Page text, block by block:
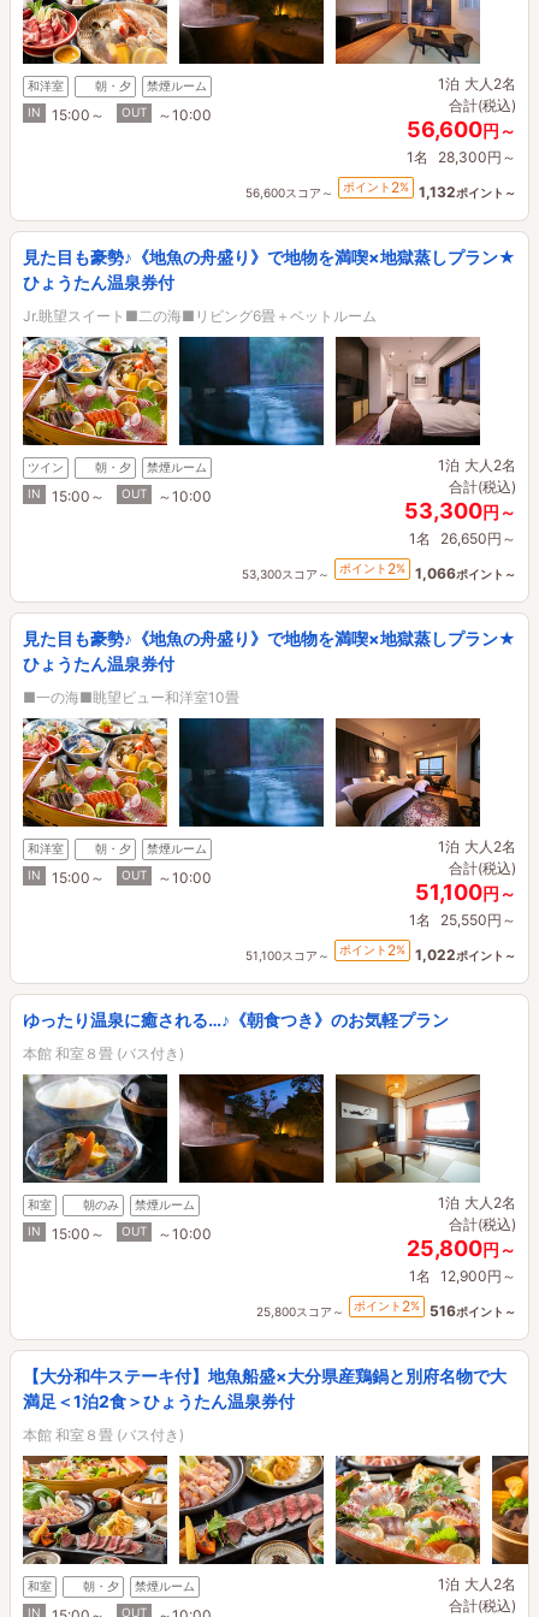
和洋室 朝・夕
禁煙ルーム
IN
15:00～ OUT ～10:00
1泊 大人2名
合計(税込)
56,600円～
1名 28,300円～
56,600スコア～ ポイント 2% 1,132ポイント～
見た目も豪勢♪《地魚の舟盛り》で地物を満喫×地獄蒸しプラン★
ひょうたん温泉券付
Jr.眺望スイート■二の海■リビング6畳＋ベットルーム
ツイン 朝・夕
禁煙ルーム
IN
15:00～ OUT ～10:00
1泊 大人2名
合計(税込)
53,300円～
1名 26,650円～
53,300スコア～ ポイント 2% 1,066ポイント～
見た目も豪勢♪《地魚の舟盛り》で地物を満喫×地獄蒸しプラン★
ひょうたん温泉券付
■一の海■眺望ビュー和洋室10畳
和洋室 朝・夕
禁煙ルーム
IN
15:00～ OUT ～10:00
1泊 大人2名
合計(税込)
51,100円～
1名 25,550円～
51,100スコア～ ポイント 2% 1,022ポイント～
ゆったり温泉に癒される…♪《朝食つき》のお気軽プラン
本館 和室８畳 (バス付き)
和室 朝のみ
禁煙ルーム
IN
15:00～ OUT ～10:00
1泊 大人2名
合計(税込)
25,800円～
1名 12,900円～
25,800スコア～ ポイント 2% 516ポイント～
【大分和牛ステーキ付】地魚船盛×大分県産鶏鍋と別府名物で大
満足＜1泊2食＞ひょうたん温泉券付
本館 和室８畳 (バス付き)
和室 朝・夕
禁煙ルーム
IN
OUT
1泊 大人2名
合計(税込)